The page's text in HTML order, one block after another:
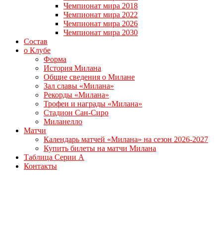
Чемпионат мира 2018
Чемпионат мира 2022
Чемпионат мира 2026
Чемпионат мира 2030
Состав
о Клубе
Форма
История Милана
Общие сведения о Милане
Зал славы «Милана»
Рекорды «Милана»
Трофеи и награды «Милана»
Стадион Сан-Сиро
Миланелло
Матчи
Календарь матчей «Милана» на сезон 2026-2027
Купить билеты на матчи Милана
Таблица Серии А
Контакты